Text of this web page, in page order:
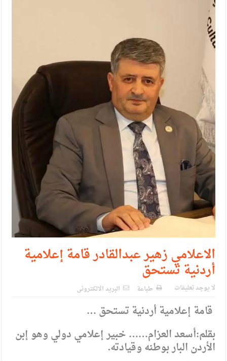
النواب يقر مشروع تعديل قانون الملكية العقارية
القاضي يلتقي رؤساء تحرير الصحف اليومية ويؤكد حرص مجلس
النواب على شراكة فاعلة مع الإعلام
دعوة المكلفين بخدمة العلم (الدفعة الثالثة) إلى مراجعة منصة خدمة
العلم
الملك يلتقي مجموعة من رفاق السلاح
الملك يتلقى اتصالا هاتفيا من العاهل البحريني
القاضي محمود أحمد فريحات.. مبارك ومزيدا من التوفيق
الاعلامي زهير عبدالقادر قامة إعلامية
أردنية تستحق
لا يوجد تعليقات طباعة البريد الالكترونى
قامة إعلامية أردنية تستحق …
بقلم:أسعد العزام…… خبير إعلامي دولي وهو إبن
الأردن البار بوطنه وقيادته.